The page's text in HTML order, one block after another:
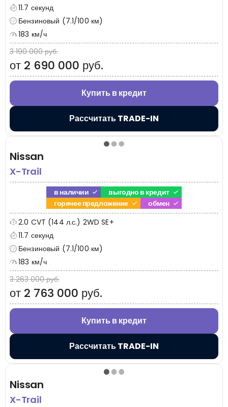
11.7 секунд
Бензиновый (7.1/100 км)
183 км/ч
3 190 000 руб.
от 2 690 000 руб.
Купить в кредит
Рассчитать TRADE-IN
Nissan
X-Trail
в наличии
выгодно в кредит
горячее предложение
обмен
2.0 CVT (144 л.с.) 2WD SE+
11.7 секунд
Бензиновый (7.1/100 км)
183 км/ч
3 263 000 руб.
от 2 763 000 руб.
Купить в кредит
Рассчитать TRADE-IN
Nissan
X-Trail